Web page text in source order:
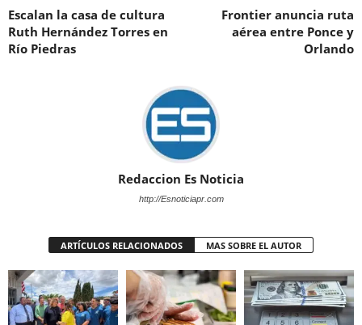
Escalan la casa de cultura
Ruth Hernández Torres en
Río Piedras
Frontier anuncia ruta
aérea entre Ponce y
Orlando
Redaccion Es Noticia
http://Esnoticiapr.com
ARTÍCULOS RELACIONADOS MAS SOBRE EL AUTOR